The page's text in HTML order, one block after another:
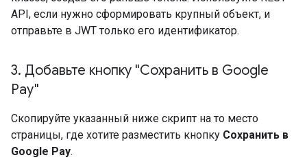
API, если нужно сформировать крупный объект, и
отправьте в JWT только его идентификатор.
3. Добавьте кнопку "Сохранить в Google
Pay"
Скопируйте указанный ниже скрипт на то место
страницы, где хотите разместить кнопку Сохранить в
Google Pay.